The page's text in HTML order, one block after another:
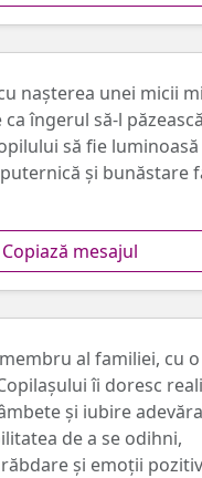
nașterea unei micii
îngerul să-l
să fie
și bunăstare
Copiază mesajul
al familiei, cu
îi doresc
și iubire
de a se odihni,
și emoții